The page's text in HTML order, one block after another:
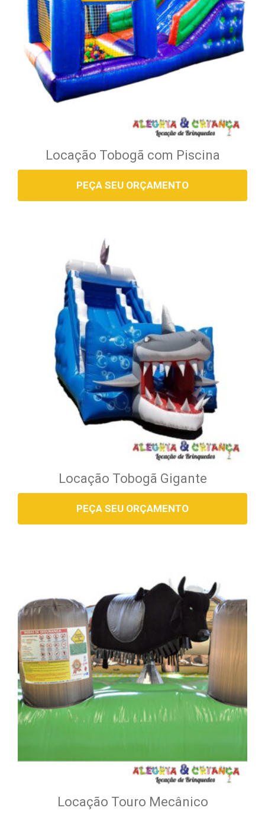
Locação Tobogã com Piscina
PEÇA SEU ORÇAMENTO
Locação Tobogã Gigante
PEÇA SEU ORÇAMENTO
Locação Touro Mecânico